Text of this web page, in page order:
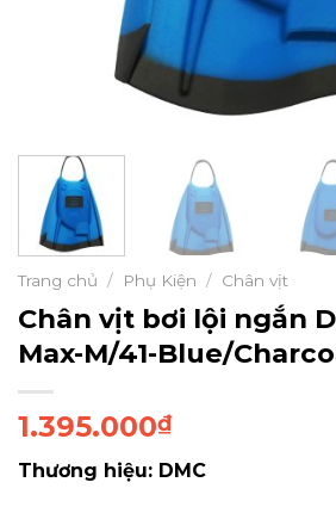
Trang chủ / Phụ Kiện / Chân vịt
Chân vịt bơi lội ngắn
Max-M/41-Blue/
1.395.000₫
Thương hiệu: DMC